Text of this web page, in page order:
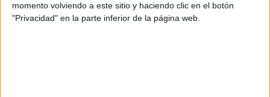
momento volviendo a este sitio y haciendo clic en el botón
"Privacidad" en la parte inferior de la página web.